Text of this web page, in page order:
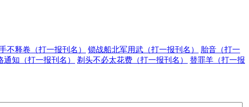
不释卷（打一报刊名） 锁战船北军用武（打一报刊名）
胎音（打一
通知（打一报刊名） 剃头不必太花费（打一报刊名）
替罪羊（打一报